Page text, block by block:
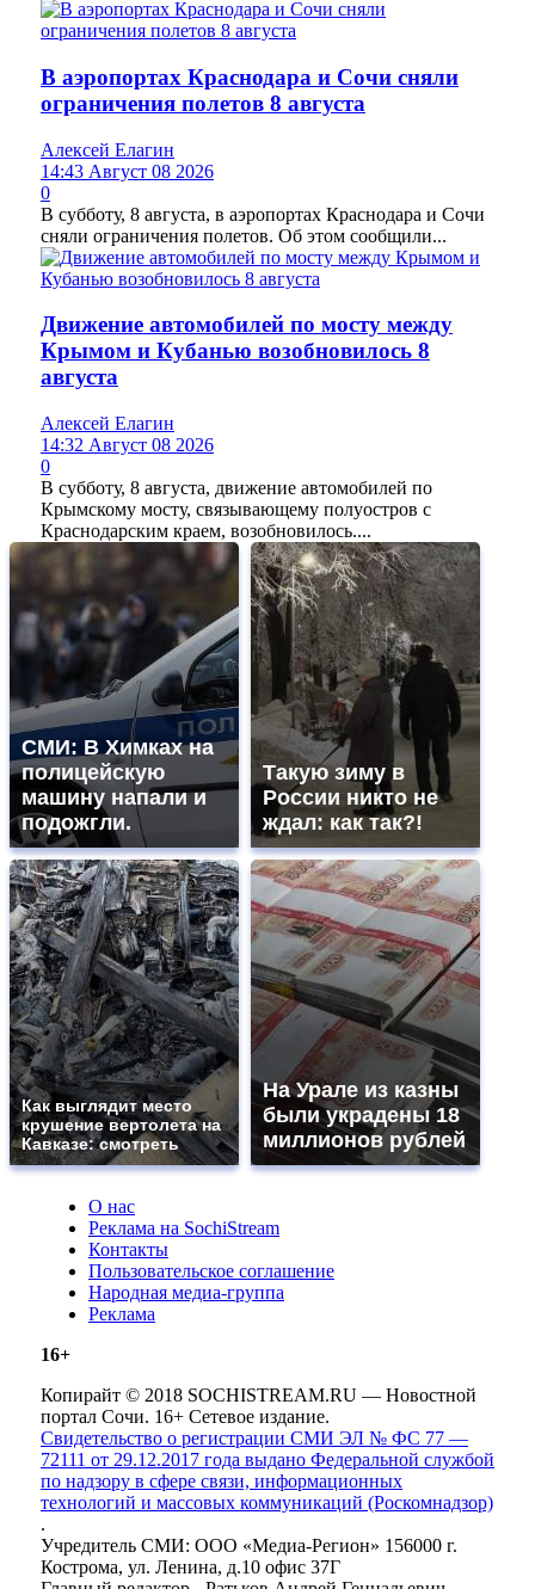
В аэропортах Краснодара и Сочи сняли
ограничения полетов 8 августа
Алексей Елагин
14:43 Август 08 2026
0
В субботу, 8 августа, в аэропортах Краснодара и Сочи
сняли ограничения полетов. Об этом сообщили...
Движение автомобилей по мосту между
Крымом и Кубанью возобновилось 8
августа
Алексей Елагин
14:32 Август 08 2026
0
В субботу, 8 августа, движение автомобилей по
Крымскому мосту, связывающему полуостров с
Краснодарским краем, возобновилось....
СМИ: В Химках на
полицейскую
машину напали и
подожгли.
Такую зиму в
России никто не
ждал: как так?!
Как выглядит место
крушение вертолета на
Кавказе: смотреть
На Урале из казны
были украдены 18
миллионов рублей
О нас
Реклама на SochiStream
Контакты
Пользовательское соглашение
Народная медиа-группа
Реклама
16+
Копирайт © 2018 SOCHISTREAM.RU — Новостной
портал Сочи. 16+ Сетевое издание.
Свидетельство о регистрации СМИ ЭЛ № ФС 77 —
72111 от 29.12.2017 года выдано Федеральной службой
по надзору в сфере связи, информационных
технологий и массовых коммуникаций (Роскомнадзор)
.
Учредитель СМИ: ООО «Медиа-Регион» 156000 г.
Кострома, ул. Ленина, д.10 офис 37Г